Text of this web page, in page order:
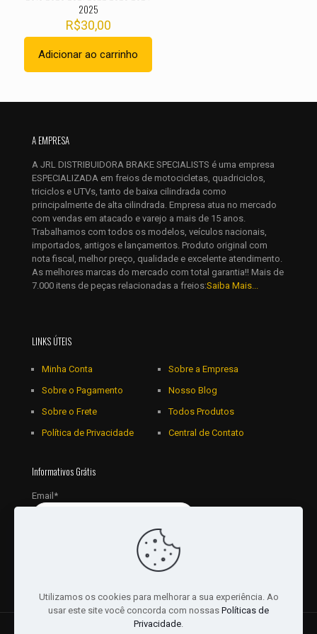
mail*
Salvar meus dados neste navegador para a próxima vez que
eu comentar.
2025
R$30,00
Adicionar ao carrinho
A EMPRESA
A JRL DISTRIBUIDORA BRAKE SPECIALISTS é uma empresa
ESPECIALIZADA em freios de motocicletas, quadriciclos,
triciclos e UTVs, tanto de baixa cilindrada como
principalmente de alta cilindrada. Empresa atua no mercado
com vendas em atacado e varejo a mais de 15 anos.
Trabalhamos com todos os modelos, veículos nacionais,
importados, antigos e lançamentos. Produto original com
nota fiscal, melhor preço, qualidade e excelente atendimento.
As melhores marcas do mercado com total garantia!! Mais de
7.000 itens de peças relacionadas a freios:Saiba Mais...
LINKS ÚTEIS
Minha Conta
Sobre o Pagamento
Sobre o Frete
Política de Privacidade
Sobre a Empresa
Nosso Blog
Todos Produtos
Central de Contato
Informativos Grátis
Email*
Utilizamos os cookies para melhorar a sua experiência. Ao
usar este site você concorda com nossas Políticas de
Privacidade.